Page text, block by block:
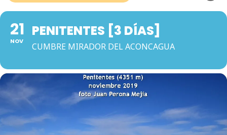
21
NOV
PENITENTES [3 DÍAS]
CUMBRE MIRADOR DEL ACONCAGUA